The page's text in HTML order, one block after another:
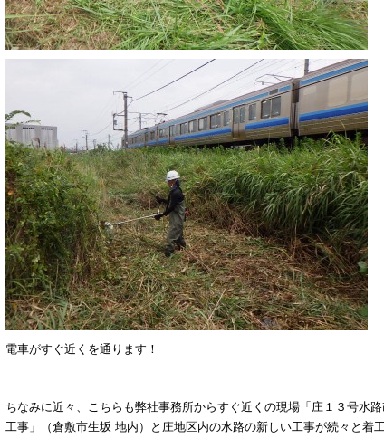
電車がすぐ近くを通ります！
ちなみに近々、こちらも弊社事務所からすぐ近くの現場「庄１３号水
工事」（倉敷市生坂 地内）と庄地区内の水路の新しい工事が続々と着